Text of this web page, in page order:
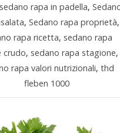
sedano rapa in padella,
,Sedano rapa proprietà,
rapa ricetta, sedano rapa
crudo, sedano rapa stagione,
rapa valori nutrizionali, thd
fleben 1000